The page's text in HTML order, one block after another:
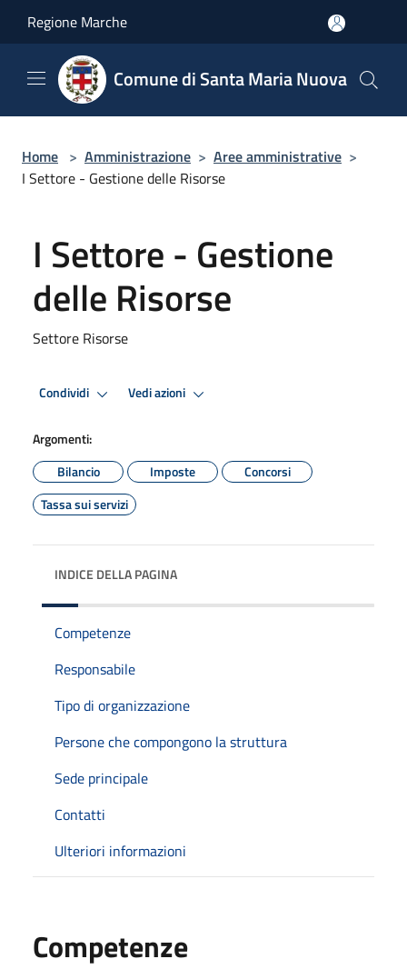
Regione Marche
Comune di Santa Maria Nuova
Home > Amministrazione > Aree amministrative >
I Settore - Gestione delle Risorse
I Settore - Gestione
delle Risorse
Settore Risorse
Condividi Vedi azioni
Argomenti:
Bilancio
Imposte
Concorsi
Tassa sui servizi
INDICE DELLA PAGINA
Competenze
Responsabile
Tipo di organizzazione
Persone che compongono la struttura
Sede principale
Contatti
Ulteriori informazioni
Competenze